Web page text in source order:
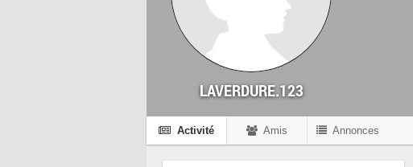
LAVERDURE.123
Activité Amis Annonces